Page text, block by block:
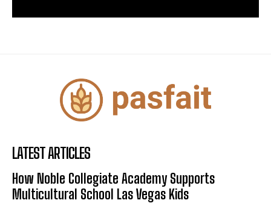
LATEST ARTICLES
How Noble Collegiate Academy Supports
Multicultural School Las Vegas Kids